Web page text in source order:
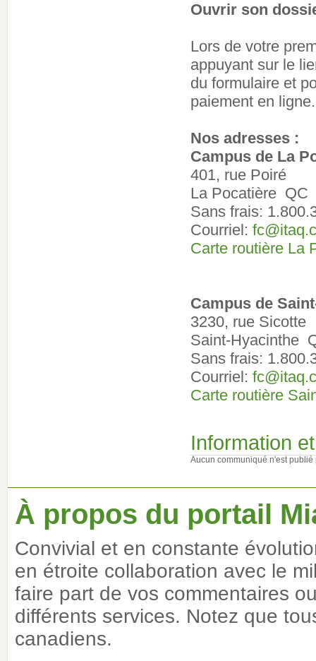
Ouvrir son
Lors de votre
appuyant sur le
du formulaire et
paiement en ligne.
Nos adresses :
Campus de La
401, rue Poiré
La Pocatière QC
Sans frais:
Courriel:
Carte routière La
Campus de
3230, rue Sicotte
Saint-Hyacinthe
Sans frais:
Courriel:
Carte routière
Information
Aucun communiqué n'est publié
À propos du portail
Convivial et en constante
en étroite collaboration avec le
faire part de vos commentaires
différents services. Notez que
canadiens.